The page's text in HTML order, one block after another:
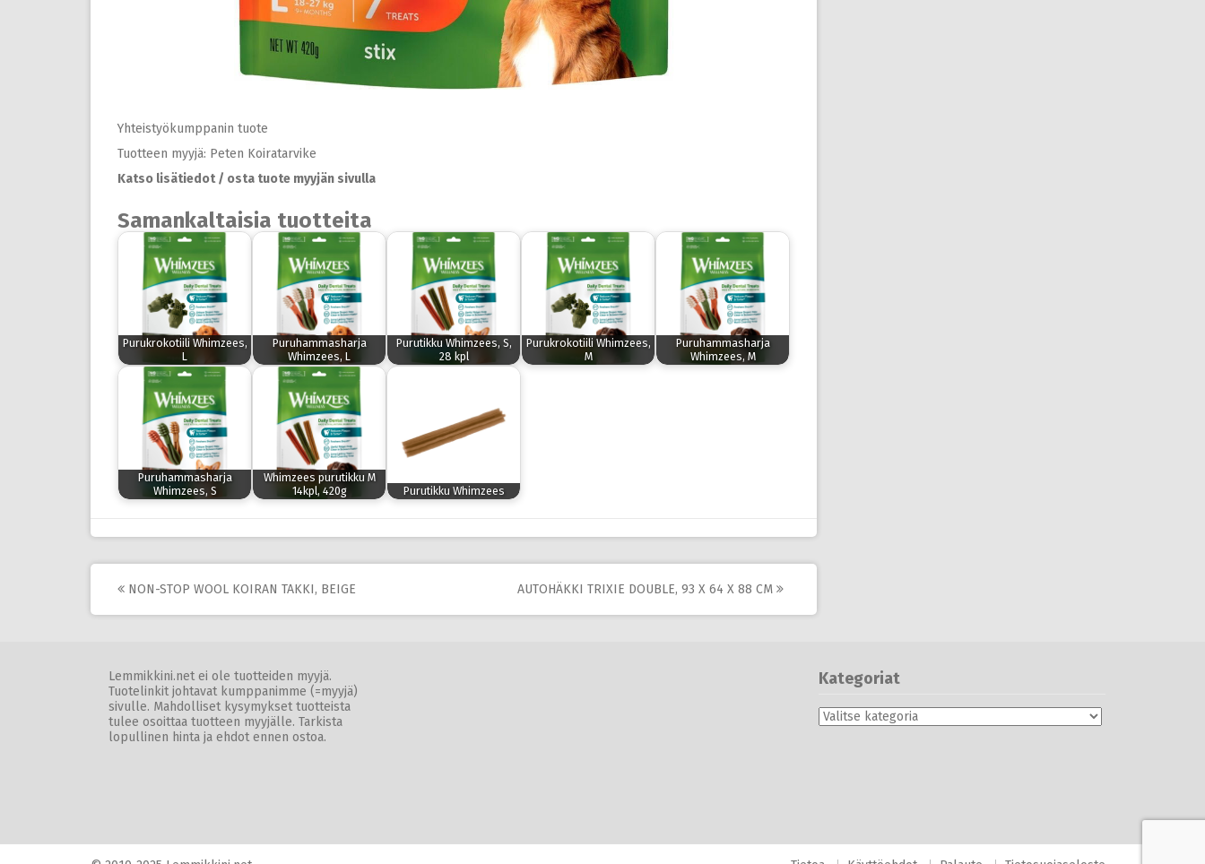
Yhteistyökumppanin tuote
Tuotteen myyjä: Peten Koiratarvike
Katso lisätiedot / osta tuote myyjän sivulla
Samankaltaisia tuotteita
Purukrokotiili Whimzees,
L
Puruhammasharja
Whimzees, L
Purutikku Whimzees, S,
28 kpl
Purukrokotiili Whimzees,
M
Puruhammasharja
Whimzees, M
Puruhammasharja
Whimzees, S
Whimzees purutikku M
14kpl, 420g
Purutikku Whimzees
Post
navigation
NON-STOP WOOL KOIRAN TAKKI, BEIGE AUTOHÄKKI TRIXIE DOUBLE, 93 X 64 X 88 CM
Lemmikkini.net ei ole tuotteiden myyjä.
Tuotelinkit johtavat kumppanimme (=myyjä)
sivulle. Mahdolliset kysymykset tuotteista
tulee osoittaa tuotteen myyjälle. Tarkista
lopullinen hinta ja ehdot ennen ostoa.
Kategoriat
Kategoriat